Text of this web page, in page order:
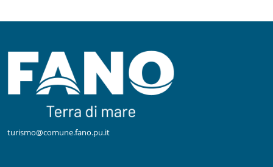
turismo@comune.fano.pu.it